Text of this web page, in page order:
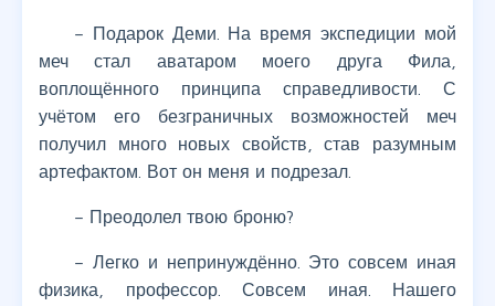
– Подарок Деми. На время экспедиции мой
меч стал аватаром моего друга Фила,
воплощённого принципа справедливости. С
учётом его безграничных возможностей меч
получил много новых свойств, став разумным
артефактом. Вот он меня и подрезал.
– Преодолел твою броню?
– Легко и непринуждённо. Это совсем иная
физика, профессор. Совсем иная. Нашего